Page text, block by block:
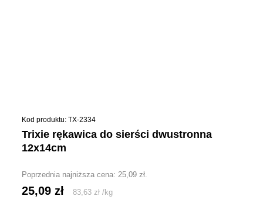
Kod produktu: TX-2334
trixie rękawica do sierści dwustronna
12x14cm
Poprzednia najniższa cena:25,09zł.
25,09zł 83,63zł /kg